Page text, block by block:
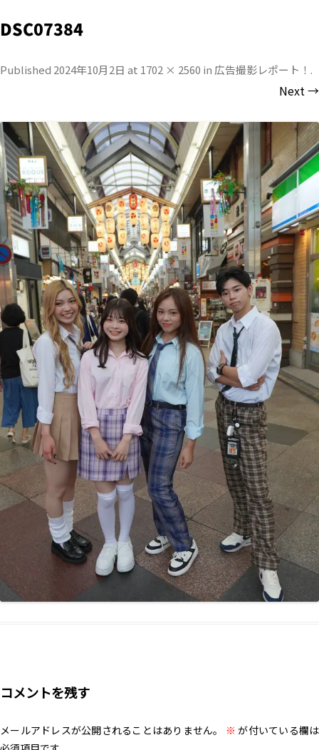
DSC07384
Published 2024年10月2日 at 1702 × 2560 in広告撮影レポート！ .
Next →
コメントを残す
メールアドレスが公開されることはありません。 ※ が付いている欄は